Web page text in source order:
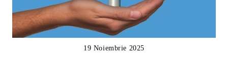
19 Noiembrie 2025